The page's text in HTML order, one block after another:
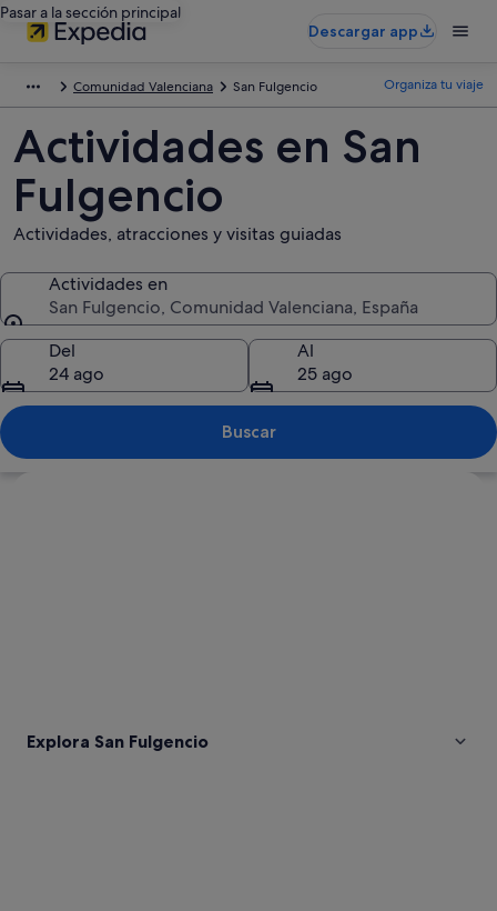
Pasar a la sección principal
Descargar app
Comunidad Valenciana San Fulgencio Organiza tu viaje
Actividades en San
Fulgencio
Actividades, atracciones y visitas guiadas
Actividades en
San Fulgencio, Comunidad Valenciana, España
Actividades en
Del
24 ago
Al
25 ago
Buscar
Explora San Fulgencio